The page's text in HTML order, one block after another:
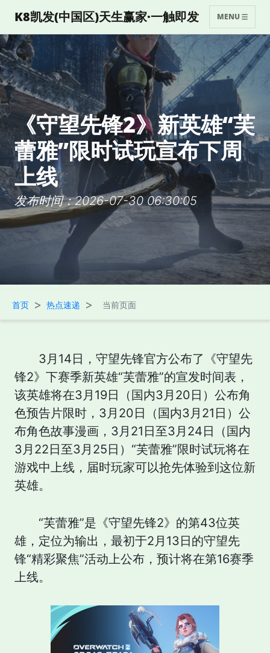
K8凯发(中国区)天生赢家·一触即发 MENU
《守望先锋2》新英雄“芙
蕾雅”限时试玩宣布下周
上线
发布时间：2026-07-30 06:30:05
首页 > 热点速递 > 当前页面
3月14日，守望先锋官方公布了《守望先
锋2》下赛季新英雄“芙蕾雅”的宣发时间表，
该英雄将在3月19日（国内3月20日）公布角
色预告片限时，3月20日（国内3月21日）公
布角色故事漫画，3月21日至3月24日（国内
3月22日至3月25日）“芙蕾雅”限时试玩将在
游戏中上线，届时玩家可以抢先体验到这位新
英雄。
“芙蕾雅”是《守望先锋2》的第43位英
雄，定位为输出，最初于2月13日的守望先
锋“精彩聚焦”活动上公布，预计将在第16赛季
上线。